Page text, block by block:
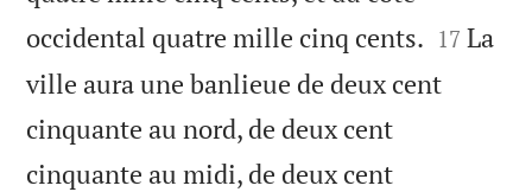
occidental quatre mille cinq cents. 

17 La
ville aura une banlieue de deux cent
cinquante au nord, de deux cent
cinquante au midi, de deux cent